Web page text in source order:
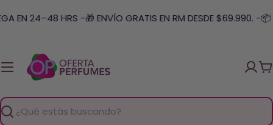
al
EN 24–48 HRS -🎁 ENVÍO GRATIS EN RM DESDE $69.990. -📦
Buscar